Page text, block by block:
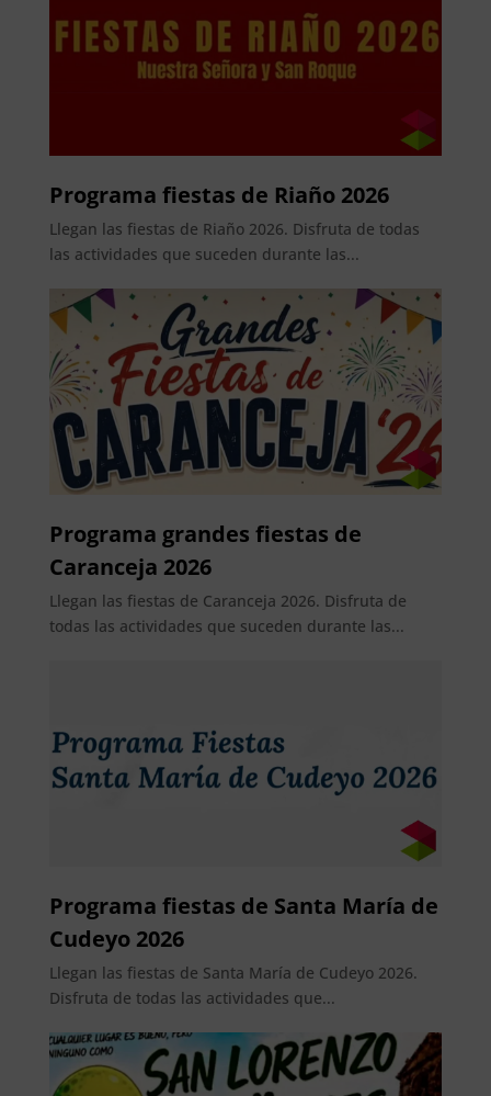
Programa fiestas de Riaño 2026
Llegan las fiestas de Riaño 2026. Disfruta de todas
las actividades que suceden durante las...
Programa grandes fiestas de
Caranceja 2026
Llegan las fiestas de Caranceja 2026. Disfruta de
todas las actividades que suceden durante las...
Programa fiestas de Santa María de
Cudeyo 2026
Llegan las fiestas de Santa María de Cudeyo 2026.
Disfruta de todas las actividades que...